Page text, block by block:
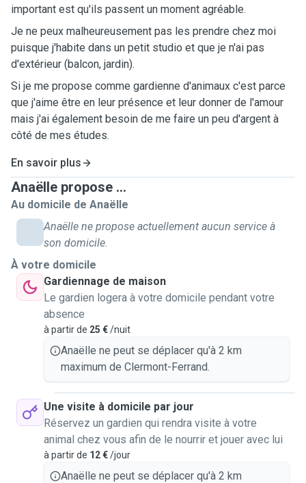
important est qu'ils passent un moment agréable.
Je ne peux malheureusement pas les prendre chez moi
puisque j'habite dans un petit studio et que je n'ai pas
d'extérieur (balcon, jardin).
Si je me propose comme gardienne d'animaux c'est parce
que j'aime être en leur présence et leur donner de l'amour
mais j'ai également besoin de me faire un peu d'argent à
côté de mes études.
En savoir plus
Anaëlle propose ...
Au domicile de Anaëlle
Anaëlle ne propose actuellement aucun service à
son domicile.
À votre domicile
Gardiennage de maison
Le gardien logera à votre domicile pendant votre
absence
à partir de 25 €/nuit
Anaëlle ne peut se déplacer qu'à 2 km
maximum de Clermont-Ferrand.
Une visite à domicile par jour
Réservez un gardien qui rendra visite à votre
animal chez vous afin de le nourrir et jouer avec lui
à partir de 12 €/jour
Anaëlle ne peut se déplacer qu'à 2 km